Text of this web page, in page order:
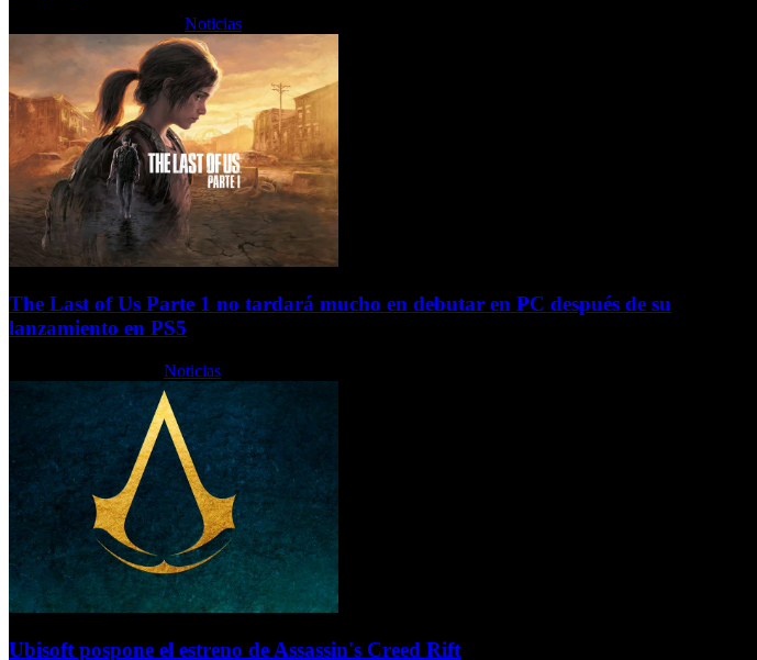
Noticias
The Last of Us Parte 1 no tardará mucho en debutar en PC después de su
lanzamiento en PS5
Noticias
Ubisoft pospone el estreno de Assassin's Creed Rift